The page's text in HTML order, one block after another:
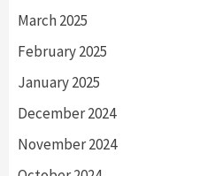
March 2025
February 2025
January 2025
December 2024
November 2024